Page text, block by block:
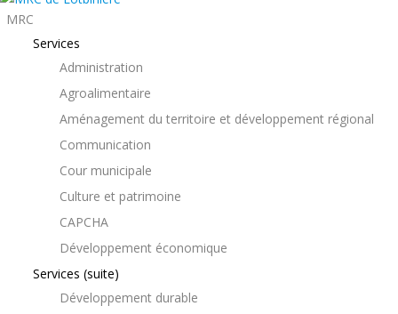
MRC
Services
Administration
Agroalimentaire
Aménagement du territoire et développement régional
Communication
Cour municipale
Culture et patrimoine
CAPCHA
Développement économique
Services (suite)
Développement durable